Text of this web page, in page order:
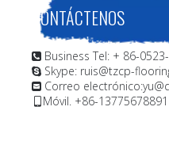
CONTÁCTENOS
 Business Tel: + 86-
 Skype: ruis@tzcp-
 Correo electrónico:
Móvil. +86-13775678891